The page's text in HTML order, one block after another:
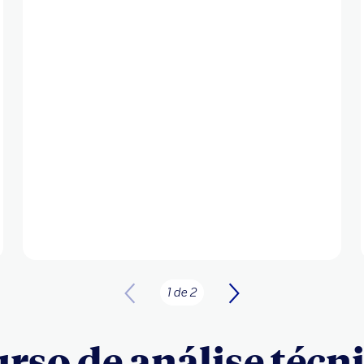
1 de 2